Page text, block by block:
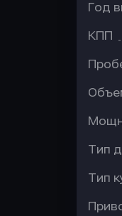
Год
КПП
Тип
Тип